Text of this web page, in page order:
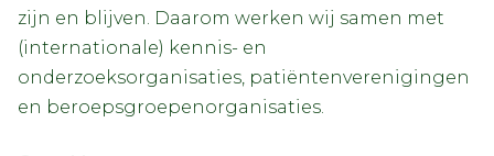
zijn en blijven. Daarom werken wij samen met
(internationale) kennis- en
onderzoeksorganisaties, patiëntenverenigingen
en beroepsgroepenorganisaties.